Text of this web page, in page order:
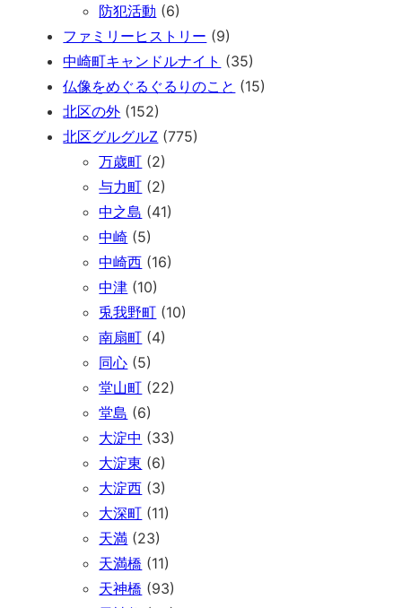
防犯活動 (6)
ファミリーヒストリー (9)
中崎町キャンドルナイト (35)
仏像をめぐるぐるりのこと (15)
北区の外 (152)
北区グルグルZ (775)
万歳町 (2)
与力町 (2)
中之島 (41)
中崎 (5)
中崎西 (16)
中津 (10)
兎我野町 (10)
南扇町 (4)
同心 (5)
堂山町 (22)
堂島 (6)
大淀中 (33)
大淀東 (6)
大淀西 (3)
大深町 (11)
天満 (23)
天満橋 (11)
天神橋 (93)